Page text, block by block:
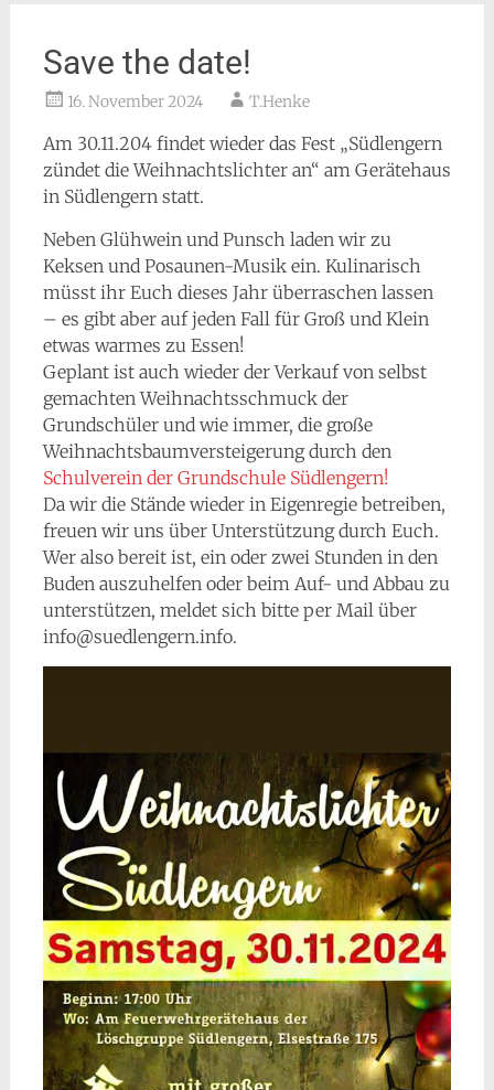
Save the date!
16. November 2024 T.Henke
Am 30.11.204 findet wieder das Fest „Südlengern
zündet die Weihnachtslichter an“ am Gerätehaus
in Südlengern statt.
Neben Glühwein und Punsch laden wir zu
Keksen und Posaunen-Musik ein. Kulinarisch
müsst ihr Euch dieses Jahr überraschen lassen
– es gibt aber auf jeden Fall für Groß und Klein
etwas warmes zu Essen!
Geplant ist auch wieder der Verkauf von selbst
gemachten Weihnachtsschmuck der
Grundschüler und wie immer, die große
Weihnachtsbaumversteigerung durch den
Schulverein der Grundschule Südlengern!
Da wir die Stände wieder in Eigenregie betreiben,
freuen wir uns über Unterstützung durch Euch.
Wer also bereit ist, ein oder zwei Stunden in den
Buden auszuhelfen oder beim Auf- und Abbau zu
unterstützen, meldet sich bitte per Mail über
info@suedlengern.info.